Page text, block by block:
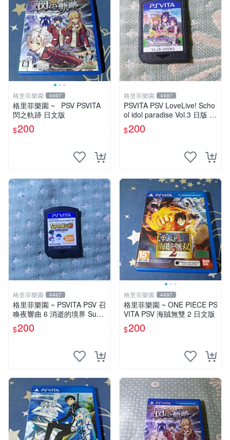
格里菲樂園 4497
格里菲樂園 ~ PSV PSVITA
閃之軌跡 日文版
$200
格里菲樂園 4497
PSVITA PSV LoveLive! Scho
ol idol paradise Vol.3 日版 裸
卡
$200
格里菲樂園 4497
格里菲樂園 ~ PSVITA PSV 召
喚夜響曲 6 消逝的境界 Sum
mon Night 6 Lost 日文版裸卡
$200
格里菲樂園 4497
格里菲樂園 ~ ONE PIECE PS
VITA PSV 海賊無雙 2 日文版
$200